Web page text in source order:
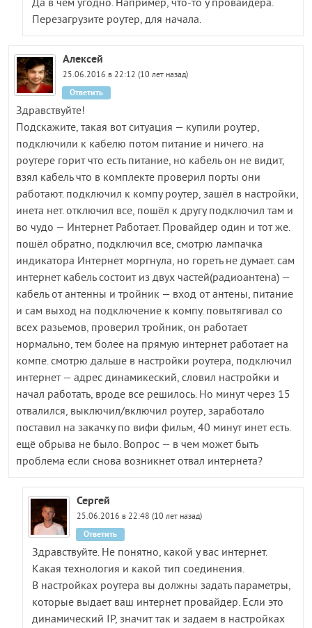
Да в чем угодно. Например, что-то у провайдера.
Перезагрузите роутер, для начала.
Алексей
25.06.2016 в 22:12 (10 лет назад)
Здравствуйте!
Подскажите, такая вот ситуация — купили роутер,
подключили к кабелю потом питание и ничего. на
роутере горит что есть питание, но кабель он не видит,
взял кабель что в комплекте проверил порты они
работают. подключил к компу роутер, зашёл в настройки,
инета нет. отключил все, пошёл к другу подключил там и
во чудо — Интернет Работает. Провайдер один и тот же.
пошёл обратно, подключил все, смотрю лампачка
индикатора Интернет моргнула, но гореть не думает. сам
интернет кабель состоит из двух частей(радиоантена) —
кабель от антенны и тройник — вход от антены, питание
и сам выход на подключение к компу. повытягивал со
всех разьемов, проверил тройник, он работает
нормально, тем более на прямую интернет работает на
компе. смотрю дальше в настройки роутера, подключил
интернет — адрес динамикеский, словил настройки и
начал работать, вроде все решилось. Но минут через 15
отвалился, выключил/включил роутер, заработало
поставил на закачку по вифи фильм, 40 минут инет есть.
ещё обрыва не было. Вопрос — в чем может быть
проблема если снова возникнет отвал интернета?
Ответить
Сергей
25.06.2016 в 22:48 (10 лет назад)
Здравствуйте. Не понятно, какой у вас интернет.
Какая технология и какой тип соединения.
В настройках роутера вы должны задать параметры,
которые выдает ваш интернет провайдер. Если это
динамический IP, значит так и задаем в настройках
Ответить